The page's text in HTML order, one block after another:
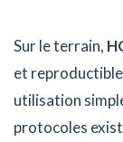
Sur le terrain,
et
utilisation
protocoles